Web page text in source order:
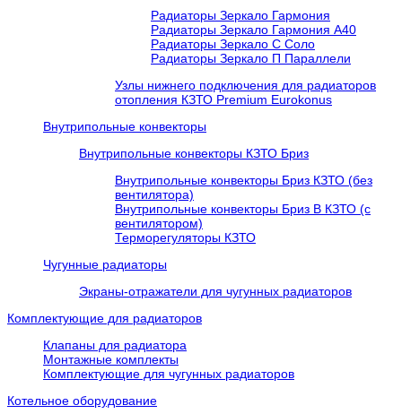
Радиаторы Зеркало Гармония
Радиаторы Зеркало Гармония А40
Радиаторы Зеркало С Соло
Радиаторы Зеркало П Параллели
Узлы нижнего подключения для радиаторов
отопления КЗТО Premium Eurokonus
Внутрипольные конвекторы
Внутрипольные конвекторы КЗТО Бриз
Внутрипольные конвекторы Бриз КЗТО (без
вентилятора)
Внутрипольные конвекторы Бриз В КЗТО (с
вентилятором)
Терморегуляторы КЗТО
Чугунные радиаторы
Экраны-отражатели для чугунных радиаторов
Комплектующие для радиаторов
Клапаны для радиатора
Монтажные комплекты
Комплектующие для чугунных радиаторов
Котельное оборудование